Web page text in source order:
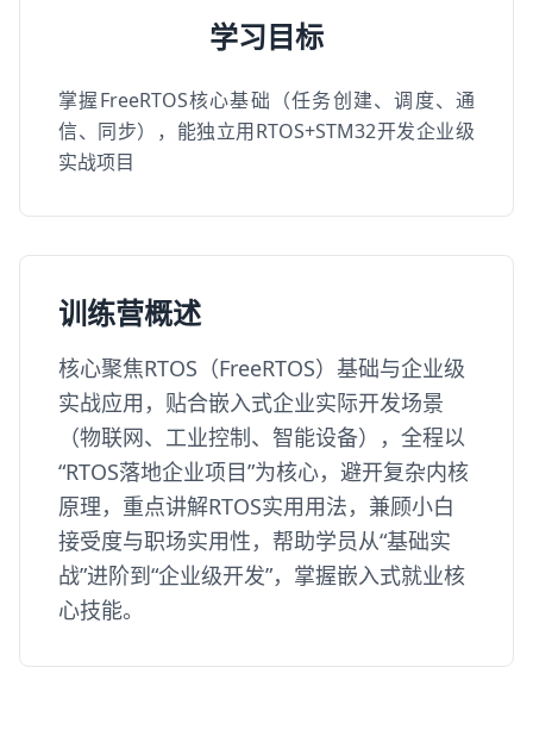
学习目标
掌握FreeRTOS核心基础（任务创建、调度、通
信、同步），能独立用RTOS+STM32开发企业级
实战项目
训练营概述
核心聚焦RTOS（FreeRTOS）基础与企业级
实战应用，贴合嵌入式企业实际开发场景
（物联网、工业控制、智能设备），全程以
“RTOS落地企业项目”为核心，避开复杂内核
原理，重点讲解RTOS实用用法，兼顾小白
接受度与职场实用性，帮助学员从“基础实
战”进阶到“企业级开发”，掌握嵌入式就业核
心技能。